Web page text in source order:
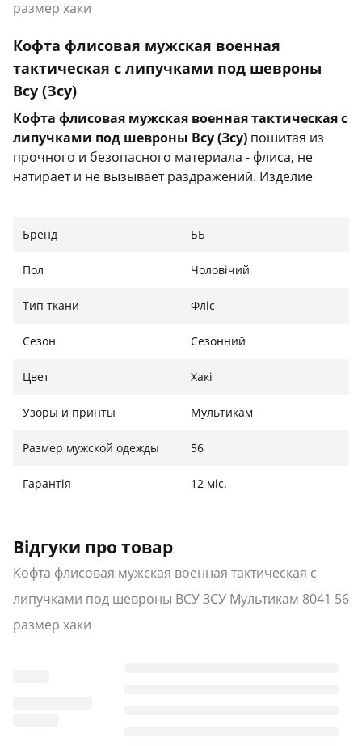
размер хаки
Кофта флисовая мужская военная
тактическая с липучками под шевроны
Всу (Зсу)
Кофта флисовая мужская военная тактическая с
липучками под шевроны Всу (Зсу) пошитая из
прочного и безопасного материала - флиса, не
натирает и не вызывает раздражений. Изделие
Тип: кофта тактическая
Материал: флис
Липучки под шевроны
размер
Украина
46 44-46 см
50
48-50 см
52
50-52 см 54 см
75 см
54
52-54 см 56 см
76 см
Бренд ББ
Пол Чоловічий
Тип ткани Фліс
Сезон Сезонний
Цвет Хакі
Узоры и принты Мультикам
Размер мужской одежды 56
Гарантія 12 міс.
Відгуки про товар
Кофта флисовая мужская военная тактическая с
липучками под шевроны ВСУ ЗСУ Мультикам 8041 56
размер хаки